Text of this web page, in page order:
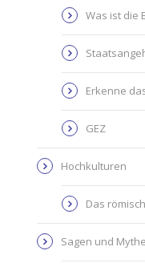
Was ist die
Erkenne
GEZ
Hochkulturen
Das
Sagen und